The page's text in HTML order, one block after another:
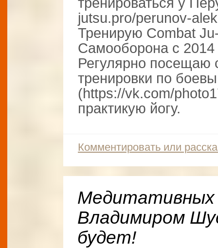
jutsu.pro/perunov-
Тренирую Combat
Самооборона с 2014
Регулярно посещаю
тренировки по
(https://vk.com/
практикую йогу.
Комментировать или
Медитативных
Владимиром
будет!